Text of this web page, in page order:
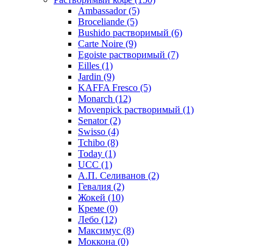
Ambassador(5)
Broceliande (5)
Bushido растворимый (6)
Carte Noire (9)
Egoiste растворимый (7)
Eilles (1)
Jardin (9)
KAFFA Fresco (5)
Monarch (12)
Movenpick растворимый (1)
Senator(2)
Swisso (4)
Tchibo (8)
Today (1)
UCC (1)
А.П. Селиванов (2)
Гевалия (2)
Жокей (10)
Креме (0)
Лебо (12)
Максимус (8)
Моккона (0)